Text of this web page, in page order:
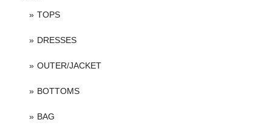
TOPS
DRESSES
OUTER/JACKET
BOTTOMS
BAG